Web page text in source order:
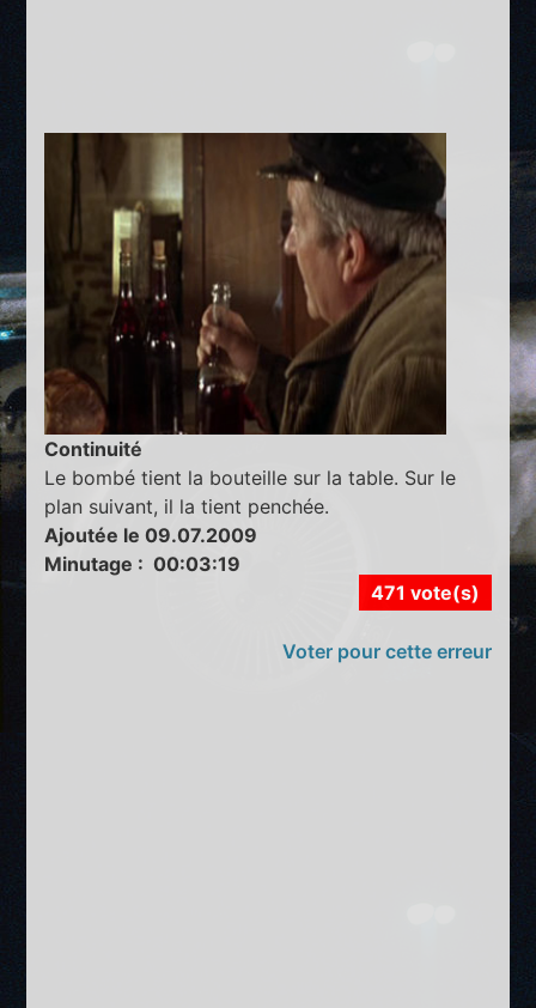
Continuité
Le bombé tient la bouteille sur la table. Sur le
plan suivant, il la tient penchée.
Ajoutée le 09.07.2009
Minutage : 00:03:19
471 vote(s)
Voter pour cette erreur